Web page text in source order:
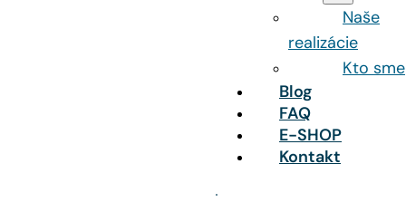
Naše
realizácie
Kto sme
Blog
FAQ
E-SHOP
Kontakt